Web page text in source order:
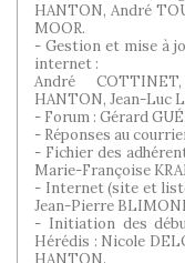
HANTON, André
MOOR.
- Gestion et mise à
internet :
André
HANTON, Jean-Luc
- Forum : Gérard
- Réponses au
- Fichier des
Marie-Françoise
- Internet (site et
Jean-Pierre
- Initiation des
Hérédis : Nicole
HANTON.